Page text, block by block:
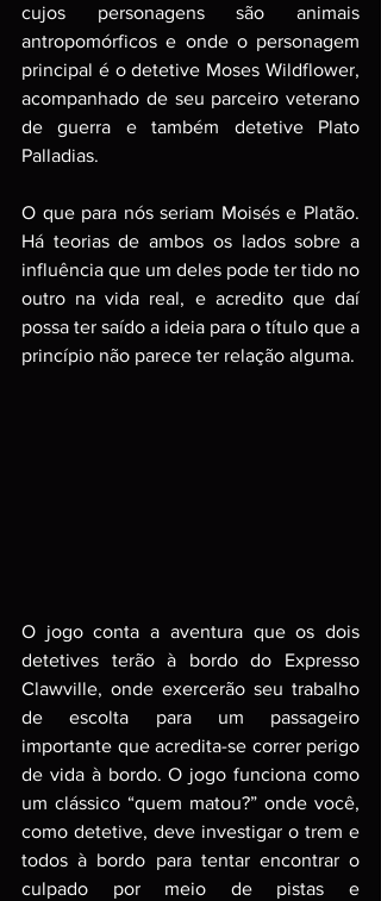
cujos personagens são animais
antropomórficos e onde o personagem
principal é o detetive Moses Wildflower,
acompanhado de seu parceiro veterano
de guerra e também detetive Plato
Palladias.
O que para nós seriam Moisés e Platão.
Há teorias de ambos os lados sobre a
influência que um deles pode ter tido no
outro na vida real, e acredito que daí
possa ter saído a ideia para o título que a
princípio não parece ter relação alguma.
O jogo conta a aventura que os dois
detetives terão à bordo do Expresso
Clawville, onde exercerão seu trabalho
de escolta para um passageiro
importante que acredita-se correr perigo
de vida à bordo. O jogo funciona como
um clássico “quem matou?” onde você,
como detetive, deve investigar o trem e
todos à bordo para tentar encontrar o
culpado por meio de pistas e